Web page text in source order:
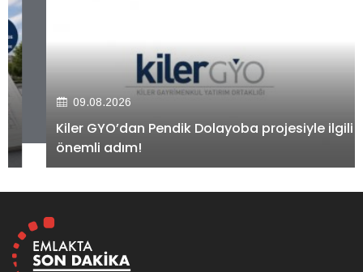
09.08.2026
Kiler GYO’dan Pendik Dolayoba projesiyle ilgili
önemli adım!